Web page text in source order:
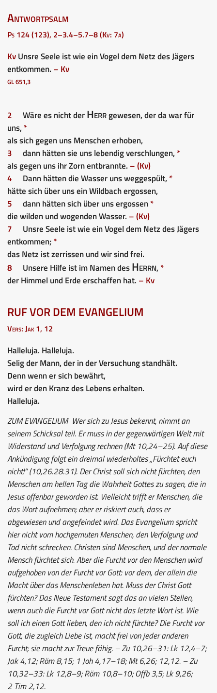
Antwortpsalm
Ps 124 (123), 2–3.4–5.7–8 (Kv: 7a)
KvUnsre Seele ist wie ein Vogel dem Netz des Jägers
entkommen. – Kv
GL 651,3
2 Wäre es nicht derHerrgewesen, der da war für
uns, *
als sich gegen uns Menschen erhoben,
3
dann hätten sie uns lebendig verschlungen, *
als gegen uns ihr Zorn entbrannte. – (Kv)
4
Dann hätten die Wasser uns weggespült, *
hätte sich über uns ein Wildbach ergossen,
5
dann hätten sich über uns ergossen*
die wilden und wogenden Wasser. – (Kv)
7
Unsre Seele ist wie ein Vogel dem Netz des Jägers
entkommen; *
das Netz ist zerrissen und wir sind frei.
8
Unsere Hilfe ist im Namen desHerrn, *
der Himmel und Erde erschaffen hat. – Kv
RUF VOR DEM EVANGELIUM
Vers: Jak 1, 12
Halleluja. Halleluja.
Selig der Mann, der in der Versuchung standhält.
Denn wenn er sich bewährt,
wird er den Kranz des Lebens erhalten.
Halleluja.
ZUM EVANGELIUMWer sich zu Jesus bekennt, nimmt an
seinem Schicksal teil. Er muss in der gegenwärtigen Welt mit
Widerstand und Verfolgung rechnen (Mt 10,24–25). Auf diese
Ankündigung folgt ein dreimal wiederholtes „Fürchtet euch
nicht!“ (10,26.28.31). Der Christ soll sich nicht fürchten, den
Menschen am hellen Tag die Wahrheit Gottes zu sagen, die in
Jesus offenbar geworden ist. Vielleicht trifft er Menschen, die
das Wort aufnehmen; aber er riskiert auch, dass er
abgewiesen und angefeindet wird. Das Evangelium spricht
hier nicht vom hochgemuten Menschen, den Verfolgung und
Tod nicht schrecken. Christen sind Menschen, und der normale
Mensch fürchtet sich. Aber die Furcht vor den Menschen wird
aufgehoben von der Furcht vor Gott: vor dem, der allein die
Macht über das Menschenleben hat. Muss der Christ Gott
fürchten? Das Neue Testament sagt das an vielen Stellen,
wenn auch die Furcht vor Gott nicht das letzte Wort ist. Wie
soll ich einen Gott lieben, den ich nicht fürchte? Die Furcht vor
Gott, die zugleich Liebe ist, macht frei von jeder anderen
Furcht; sie macht zur Treue fähig. – Zu 10,26–31: Lk 12,4–7;
Jak 4,12; Röm 8,15; 1 Joh 4,17–18; Mt 6,26; 12,12. – Zu
10,32–33: Lk 12,8–9; Röm 10,8–10; Offb 3,5; Lk 9,26;
2 Tim 2,12.